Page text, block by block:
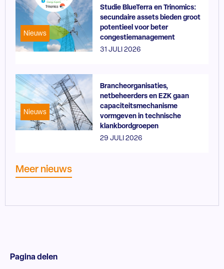
Nieuws
Studie BlueTerra en Trinomics:
secundaire assets bieden groot
potentieel voor beter
congestiemanagement
31 JULI 2026
Nieuws
Brancheorganisaties,
netbeheerders en EZK gaan
capaciteitsmechanisme
vormgeven in technische
klankbordgroepen
29 JULI 2026
Meer nieuws
Pagina delen